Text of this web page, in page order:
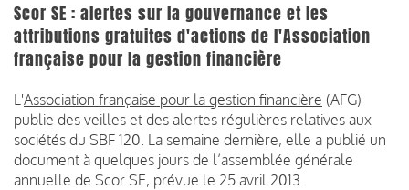
Scor SE : alertes sur la gouvernance et les
attributions gratuites d'actions de l'Association
française pour la gestion financière
L'Association française pour la gestion financière (AFG)
publie des veilles et des alertes régulières relatives aux
sociétés du SBF 120. La semaine dernière, elle a publié un
document à quelques jours de l’assemblée générale
annuelle de Scor SE, prévue le 25 avril 2013.